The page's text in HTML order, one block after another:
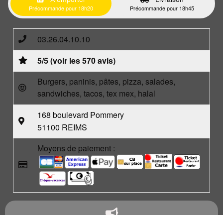
Précommande pour 18h20 Précommande pour 18h45
03.26.04.10.10
5/5 (voir les 570 avis)
Burgers, paninis, pâtes, pizza, salades,
sandwiches, tacos, tex mex, halal
168 boulevard Pommery
51100 REIMS
Moyens de paiement :